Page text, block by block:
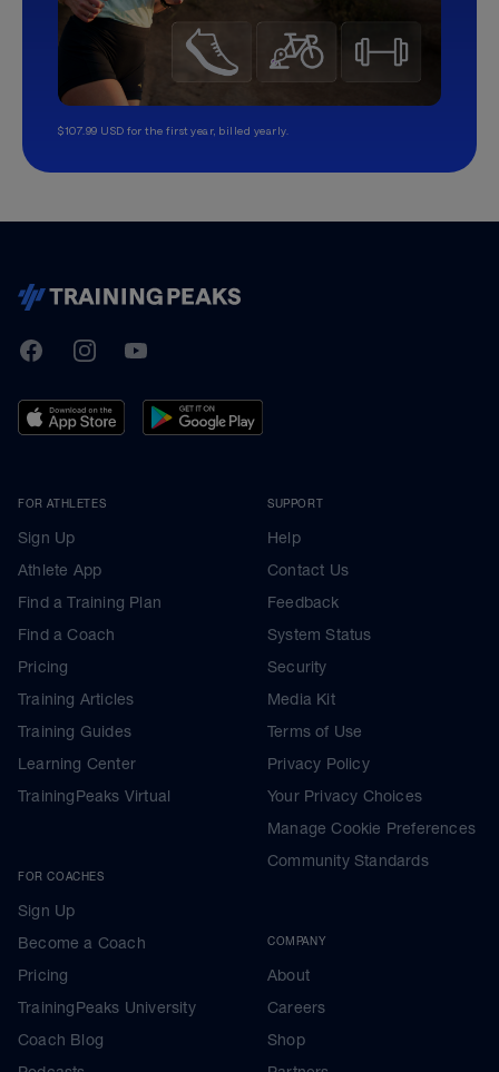
$107.99 USD for the first year, billed yearly.
TrainingPeaks
FacebookInstagramYoutube
FOR ATHLETES
Sign Up
Athlete App
Find a Training Plan
Find a Coach
Pricing
Training Articles
Training Guides
Learning Center
TrainingPeaks Virtual
FOR COACHES
Sign Up
Become a Coach
Pricing
TrainingPeaks University
Coach Blog
SUPPORT
Help
Contact Us
Feedback
System Status
Security
Media Kit
Terms of Use
Privacy Policy
Your Privacy Choices
Manage Cookie Preferences
Community Standards
COMPANY
About
Careers
Shop